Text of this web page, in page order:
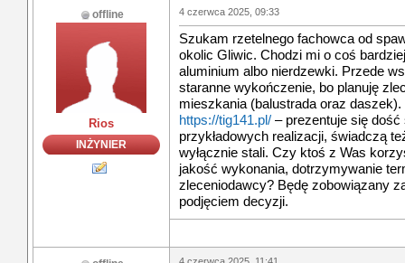
offline
Rios
INŻYNIER
4 czerwca 2025, 09:33
Szukam rzetelnego fachowca od
okolic Gliwic. Chodzi mi o coś
aluminium albo nierdzewki. Przede
staranne wykończenie, bo planuję
mieszkania (balustrada oraz daszek).
https://tig141.pl/ – prezentuje się dość
przykładowych realizacji, świadczą
wyłącznie stali. Czy ktoś z Was
jakość wykonania, dotrzymywanie
zleceniodawcy? Będę zobowiązany
podjęciem decyzji.